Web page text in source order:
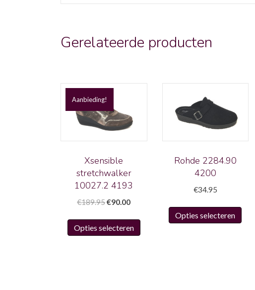
Gerelateerde producten
Aanbieding!
Xsensible
stretchwalker
10027.2 4193
€189.95Oorspronkelijke
was:
€189.95.
€90.00Huidige
€90.00.
Opties selecteren
Dit
Rohde 2284.90
4200
€34.95
Opties selecteren
Dit